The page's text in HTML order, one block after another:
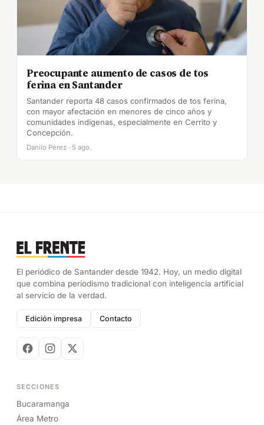
Preocupante aumento de casos de tos
ferina en Santander
Santander reporta 48 casos confirmados de tos ferina,
con mayor afectación en menores de cinco años y
comunidades indígenas, especialmente en Cerrito y
Concepción.
Danilo Pérez · 5 ago.
El periódico de Santander desde 1942. Hoy, un medio digital
que combina periodismo tradicional con inteligencia artificial
al servicio de la verdad.
Edición impresa Contacto
SECCIONES
Bucaramanga
Área Metro